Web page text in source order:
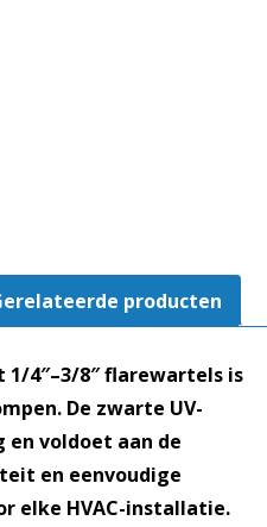
producten
4″–3/8″ flarewartels is
De zwarte UV-
voldoet aan de
en eenvoudige
elke HVAC-installatie.